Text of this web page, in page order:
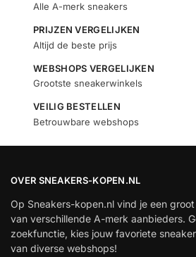
Alle A-merk sneakers
PRIJZEN VERGELIJKEN
Altijd de beste prijs
WEBSHOPS VERGELIJKEN
Grootste sneakerwinkels
VEILIG BESTELLEN
Betrouwbare webshops
OVER SNEAKERS-KOPEN.NL
Op Sneakers-kopen.nl vind je een
van verschillende A-merk aanbieders.
zoekfunctie, kies jouw favoriete
van diverse webshops!